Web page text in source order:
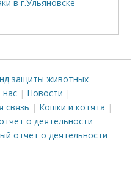
в г.Ульяновске
защиты животных
Новости
связь
Кошки и котята
о деятельности
отчет о деятельности